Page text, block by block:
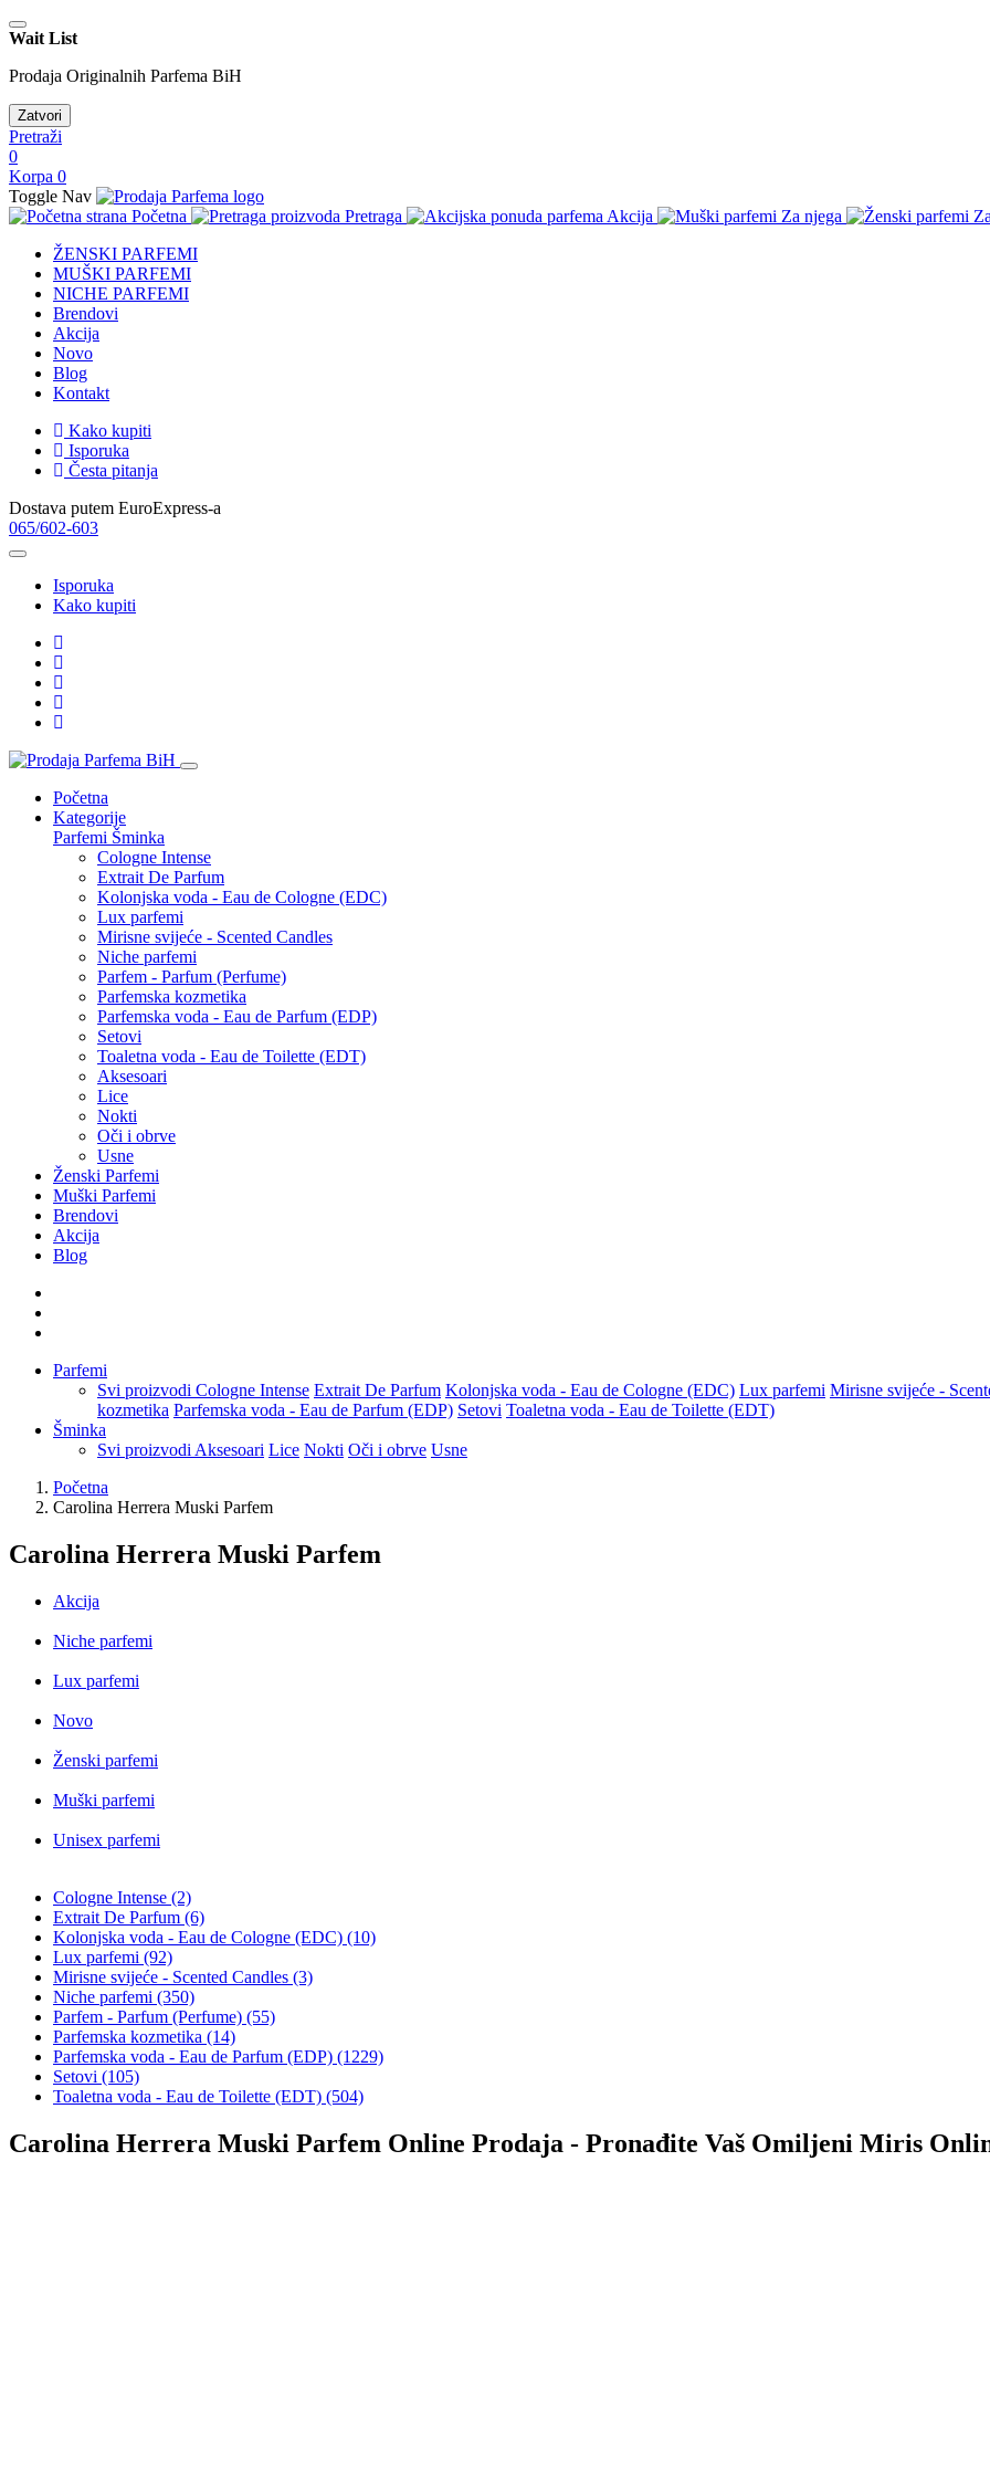
Wait List
Prodaja Originalnih Parfema BiH
Zatvori
Pretraži
0
Korpa 0
Toggle Nav
Početna
Pretraga Akcija Za njega
ŽENSKI PARFEMI
MUŠKI PARFEMI
NICHE PARFEMI
Brendovi
Akcija
Novo
Blog
Kontakt
Kako kupiti
Isporuka
Česta pitanja
Dostava putem EuroExpress-a
065/602-603
Isporuka
Kako kupiti
Početna
Kategorije
Parfemi Šminka
Cologne Intense
Extrait De Parfum
Kolonjska voda - Eau de Cologne (EDC)
Lux parfemi
Mirisne svijeće - Scented Candles
Niche parfemi
Parfem - Parfum (Perfume)
Parfemska kozmetika
Parfemska voda - Eau de Parfum (EDP)
Setovi
Toaletna voda - Eau de Toilette (EDT)
Aksesoari
Lice
Nokti
Oči i obrve
Usne
Ženski Parfemi
Muški Parfemi
Brendovi
Akcija
Blog
Parfemi
Svi proizvodi Cologne Intense Extrait De Parfum Kolonjska voda - Eau de Cologne (EDC) Lux parfemi Mirisne svijeće -
kozmetika Parfemska voda - Eau de Parfum (EDP) Setovi Toaletna voda - Eau de Toilette (EDT)
Šminka
Svi proizvodi Aksesoari Lice Nokti Oči i obrve Usne
Početna
Carolina Herrera Muski Parfem
Carolina Herrera Muski Parfem
Akcija
Niche parfemi
Lux parfemi
Novo
Ženski parfemi
Muški parfemi
Unisex parfemi
Cologne Intense (2)
Extrait De Parfum (6)
Kolonjska voda - Eau de Cologne (EDC) (10)
Lux parfemi (92)
Mirisne svijeće - Scented Candles (3)
Niche parfemi (350)
Parfem - Parfum (Perfume) (55)
Parfemska kozmetika (14)
Parfemska voda - Eau de Parfum (EDP) (1229)
Setovi (105)
Toaletna voda - Eau de Toilette (EDT) (504)
Carolina Herrera Muski Parfem Online Prodaja - Pronađite Vaš Omiljeni Miris